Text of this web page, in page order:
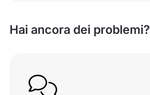
Hai ancora dei problemi?